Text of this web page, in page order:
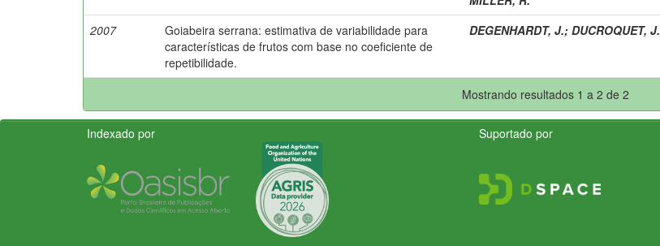
2007
Goiabeira serrana: estimativa de variabilidade para
características de frutos com base no coeficiente de
repetibilidade.
DEGENHARDT, J.; DUCROQUET, J.
Mostrando resultados 1 a 2 de 2
Indexado por Suportado por